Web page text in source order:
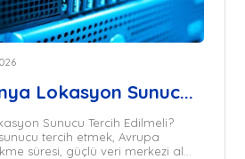
Lokasyon Sunuc...
Sunucu Tercih Edilmeli?
tercih etmek, Avrupa
süresi, güçlü veri merkezi al...